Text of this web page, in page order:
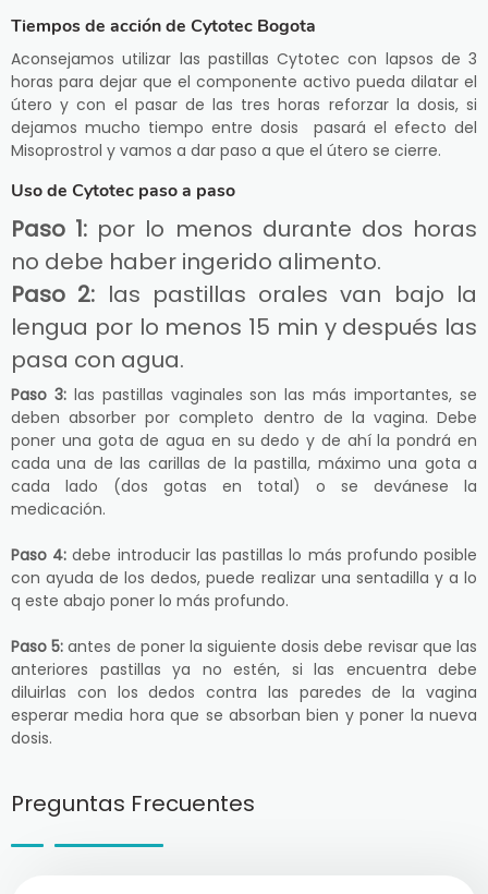
Tiempos de acción de Cytotec Bogota
Aconsejamos utilizar las pastillas Cytotec con lapsos de 3
horas para dejar que el componente activo pueda dilatar el
útero y con el pasar de las tres horas reforzar la dosis, si
dejamos mucho tiempo entre dosis pasará el efecto del
Misoprostrol y vamos a dar paso a que el útero se cierre.
Uso de Cytotec paso a paso
Paso 1: por lo menos durante dos horas
no debe haber ingerido alimento.
Paso 2: las pastillas orales van bajo la
lengua por lo menos 15 min y después las
pasa con agua.
Paso 3:las pastillas vaginales son las más importantes, se
deben absorber por completo dentro de la vagina. Debe
poner una gota de agua en su dedo y de ahí la pondrá en
cada una de las carillas de la pastilla, máximo una gota a
cada lado (dos gotas en total) o se devánese la
medicación.
Paso 4: debe introducir las pastillas lo más profundo posible
con ayuda de los dedos, puede realizar una sentadilla y a lo
q este abajo poner lo más profundo.
Paso 5: antes de poner la siguiente dosis debe revisar que las
anteriores pastillas ya no estén, si las encuentra debe
diluirlas con los dedos contra las paredes de la vagina
esperar media hora que se absorban bien y poner la nueva
dosis.
Preguntas Frecuentes